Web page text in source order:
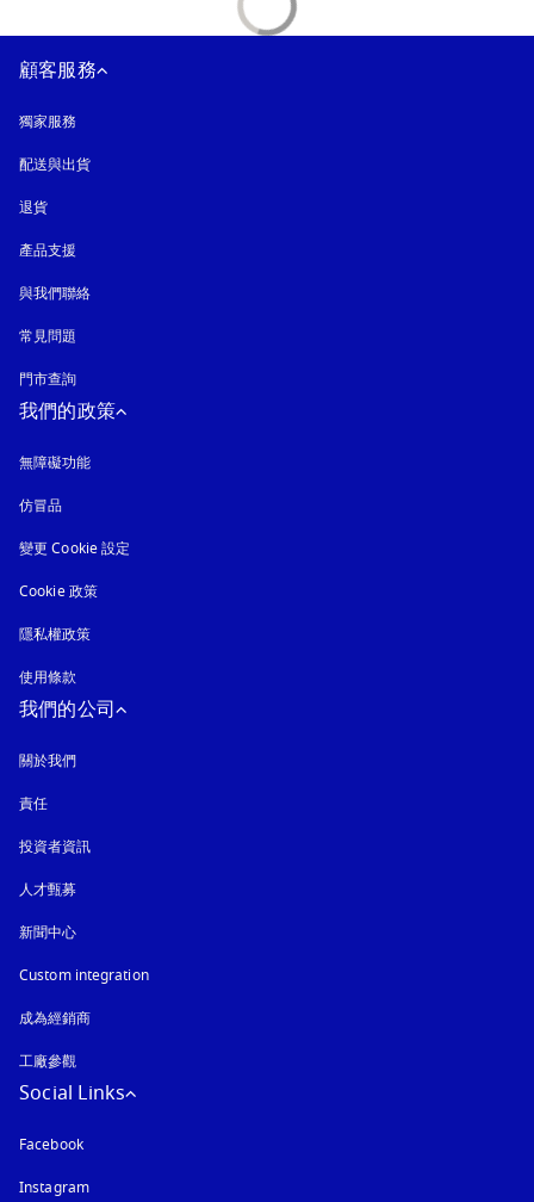
顧客服務
獨家服務
配送與出貨
退貨
產品支援
與我們聯絡
常見問題
門市查詢
我們的政策
無障礙功能
仿冒品
變更 Cookie 設定
Cookie 政策以新標籤頁開啟
隱私權政策
使用條款
我們的公司
關於我們
責任
投資者資訊
人才甄募
新聞中心
Custom integration
成為經銷商
工廠參觀
Social Links
Facebook
Instagram以新標籤頁開啟